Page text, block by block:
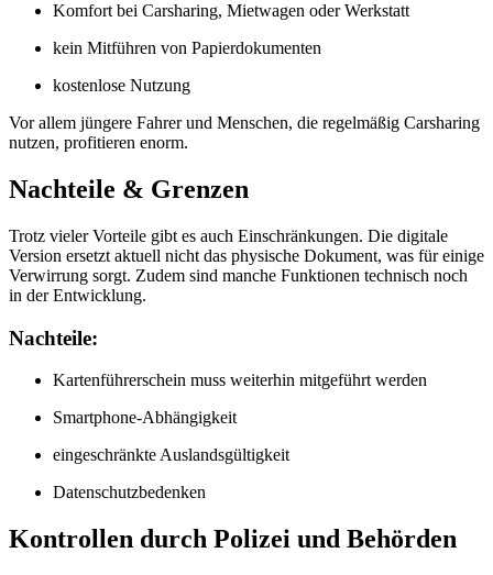
Komfort bei Carsharing, Mietwagen oder Werkstatt
kein Mitführen von Papierdokumenten
kostenlose Nutzung
Vor allem jüngere Fahrer und Menschen, die regelmäßig Carsharing
nutzen, profitieren enorm.
Nachteile & Grenzen
Trotz vieler Vorteile gibt es auch Einschränkungen. Die digitale
Version ersetzt aktuell nicht das physische Dokument, was für einige
Verwirrung sorgt. Zudem sind manche Funktionen technisch noch
in der Entwicklung.
Nachteile:
Kartenführerschein muss weiterhin mitgeführt werden
Smartphone-Abhängigkeit
eingeschränkte Auslandsgültigkeit
Datenschutzbedenken
Kontrollen durch Polizei und Behörden